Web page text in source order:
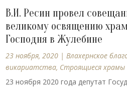
В.И. Ресин провел
великому освящению
Господня в Жулебине
23 ноября, 2020 |Влахернское
викариатства, Строящиеся храмы
23 ноября 2020 года депутат